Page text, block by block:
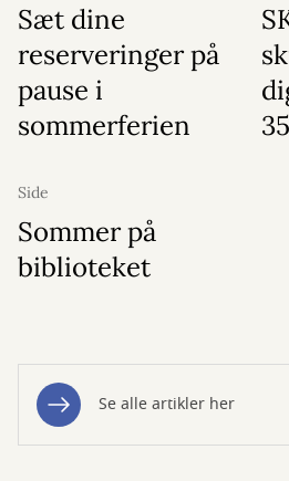
Sæt dine
reserveringer på
pause i
sommerferien
Side
Sommer på
biblioteket
Se alle artikler her